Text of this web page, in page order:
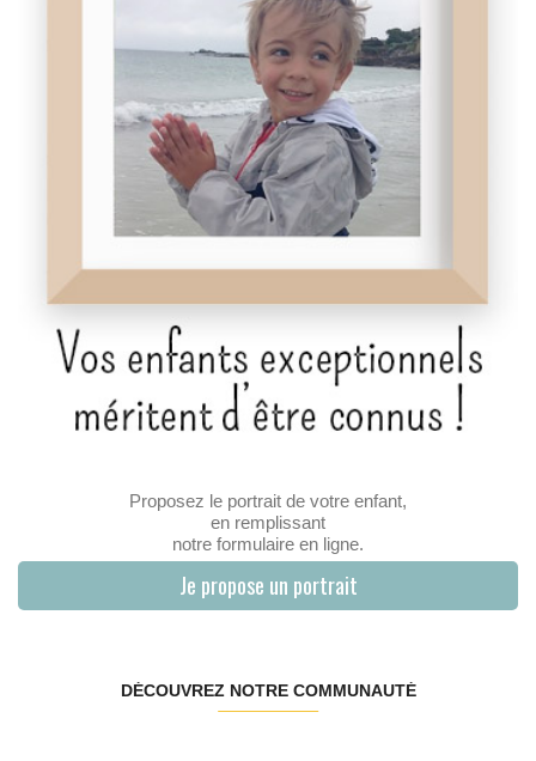
Proposez le portrait de votre enfant,
en remplissant
notre formulaire en ligne.
Je propose un portrait
DÉCOUVREZ NOTRE COMMUNAUTÉ